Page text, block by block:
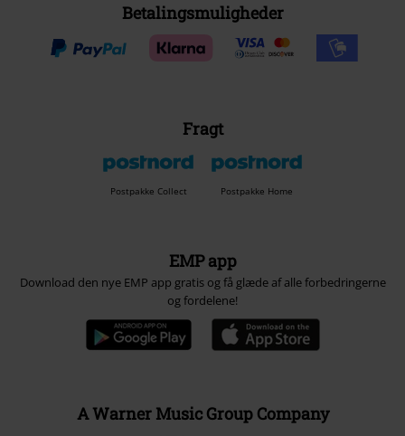
Betalingsmuligheder
Fragt
Postpakke Collect Postpakke Home
EMP app
Download den nye EMP app gratis og få glæde af alle forbedringerne
og fordelene!
A Warner Music Group Company